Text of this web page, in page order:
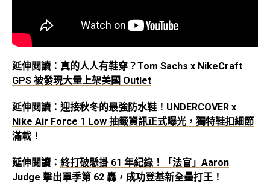
延伸閱讀： 真的人人有鞋穿？Tom Sachs x NikeCraft
GPS 被發現大量上架美國 Outlet
延伸閱讀： 迎接秋冬的最強防水鞋！UNDERCOVER x
Nike Air Force 1 Low 抽籤資訊正式曝光，獨特鞋扣細節
滿載！
延伸閱讀： 終打破懸掛 61 年紀錄！「法官」Aaron
Judge 擊出單季第 62 轟，成功登基新全壘打王！